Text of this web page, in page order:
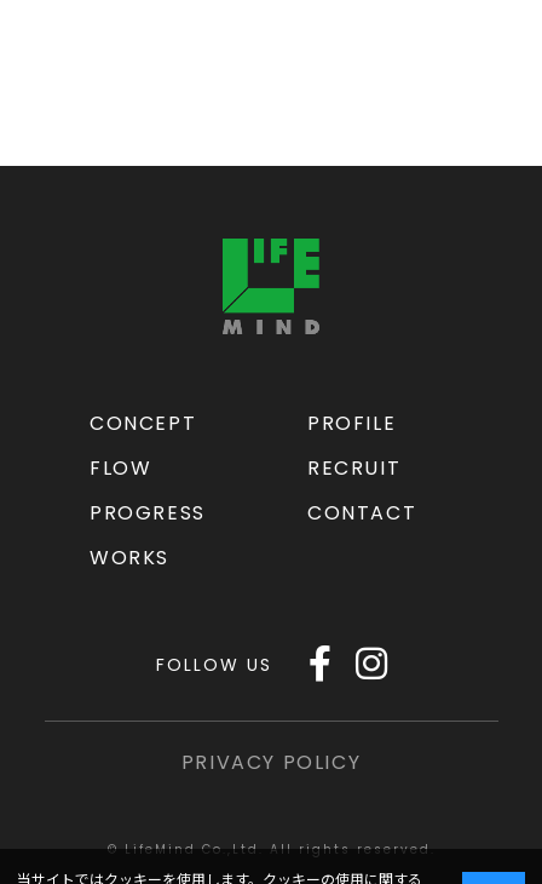
CONCEPT
PROFILE
FLOW
RECRUIT
PROGRESS
CONTACT
WORKS
FOLLOW US
PRIVACY POLICY
© LifeMind Co.,Ltd. All rights reserved.
当サイトではクッキーを使用します。クッキーの使用に関する